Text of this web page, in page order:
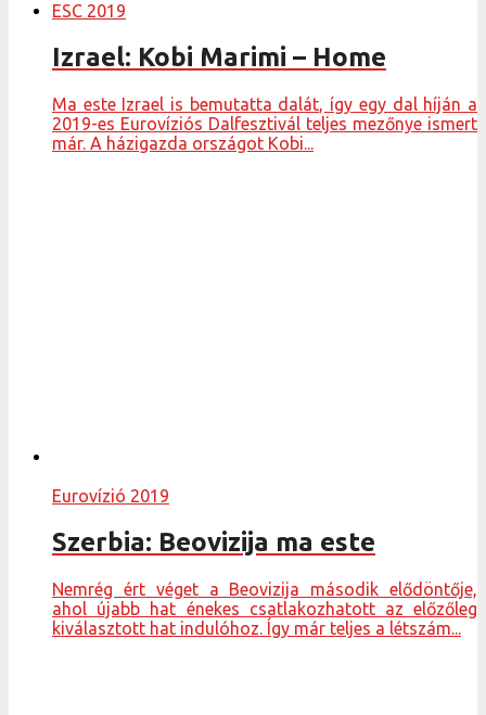
ESC 2019
Izrael: Kobi Marimi – Home
Ma este Izrael is bemutatta dalát, így egy dal híján a
2019-es Eurovíziós Dalfesztivál teljes mezőnye ismert
már. A házigazda országot Kobi...
Eurovízió 2019
Szerbia: Beovizija ma este
Nemrég ért véget a Beovizija második elődöntője,
ahol újabb hat énekes csatlakozhatott az előzőleg
kiválasztott hat indulóhoz. Így már teljes a létszám...